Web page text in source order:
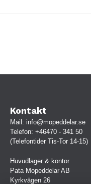
Kontakt
Mail: info@mopeddelar.se
Telefon: +46470 - 341 50
(Telefontider Tis-Tor 14-15)
Huvudlager & kontor
Pata Mopeddelar AB
Kyrkvägen 26